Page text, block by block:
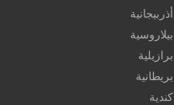
أذربيجانية
بيلاروسية
برازيلية
بريطانية
كندية